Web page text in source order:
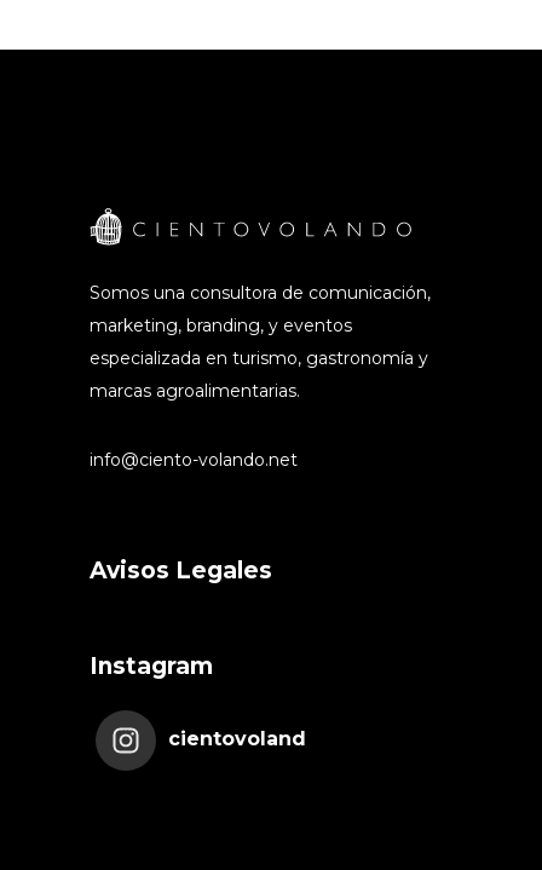
Somos una consultora de comunicación,
marketing, branding, y eventos
especializada en turismo, gastronomía y
marcas agroalimentarias.
info@ciento-volando.net
Avisos Legales
Instagram
cientovoland